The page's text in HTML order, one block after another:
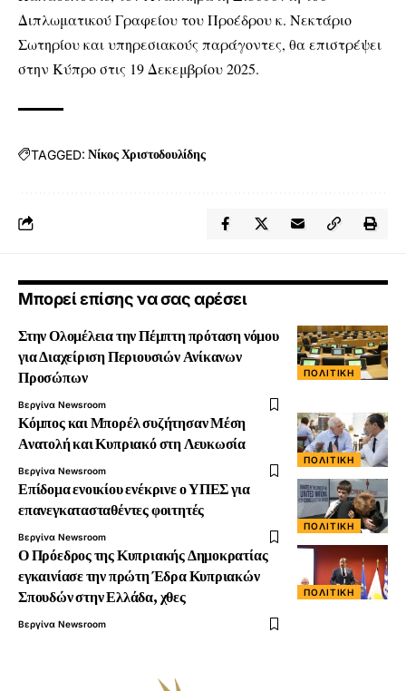
Διπλωματικού Γραφείου του Προέδρου κ. Νεκτάριο
Σωτηρίου και υπηρεσιακούς παράγοντες, θα επιστρέψει
στην Κύπρο στις 19 Δεκεμβρίου 2025.
TAGGED: Νίκος Χριστοδουλίδης
Μπορεί επίσης να σας αρέσει
ΠΟΛΙΤΙΚΉ
Στην Ολομέλεια την Πέμπτη πρόταση νόμου
για Διαχείριση Περιουσιών Ανίκανων
Προσώπων
Βεργίνα Newsroom
ΠΟΛΙΤΙΚΉ
Κόμπος και Μπορέλ συζήτησαν Μέση
Ανατολή και Κυπριακό στη Λευκωσία
Βεργίνα Newsroom
ΠΟΛΙΤΙΚΉ
Επίδομα ενοικίου ενέκρινε ο ΥΠΕΣ για
επανεγκατασταθέντες φοιτητές
Βεργίνα Newsroom
ΠΟΛΙΤΙΚΉ
Ο Πρόεδρος της Κυπριακής Δημοκρατίας
εγκαινίασε την πρώτη Έδρα Κυπριακών
Σπουδών στην Ελλάδα, χθες
Βεργίνα Newsroom